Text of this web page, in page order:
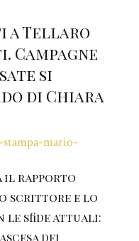
a Tellaro
Campagne
si
di Chiara
il rapporto
scrittore e lo
le sfide attuali:
dei